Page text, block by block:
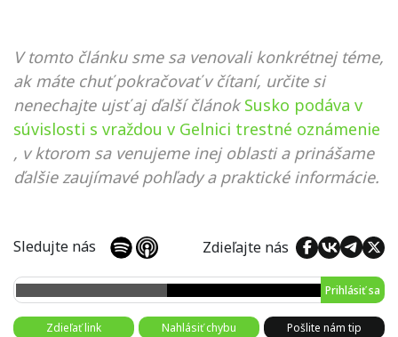
V tomto článku sme sa venovali konkrétnej téme,
ak máte chuť pokračovať v čítaní, určite si
nenechajte ujsť aj ďalší článok Susko podáva v
súvislosti s vraždou v Gelnici trestné oznámenie
, v ktorom sa venujeme inej oblasti a prinášame
ďalšie zaujímavé pohľady a praktické informácie.
Sledujte nás Zdieľajte nás
Prihlásiť sa
Zdieľať link Nahlásiť chybu Pošlite nám tip